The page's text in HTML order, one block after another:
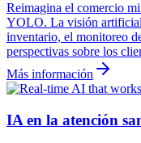
Reimagina el comercio
YOLO. La visión
inventario, el monitoreo
perspectivas sobre los
Más información
IA en la atención